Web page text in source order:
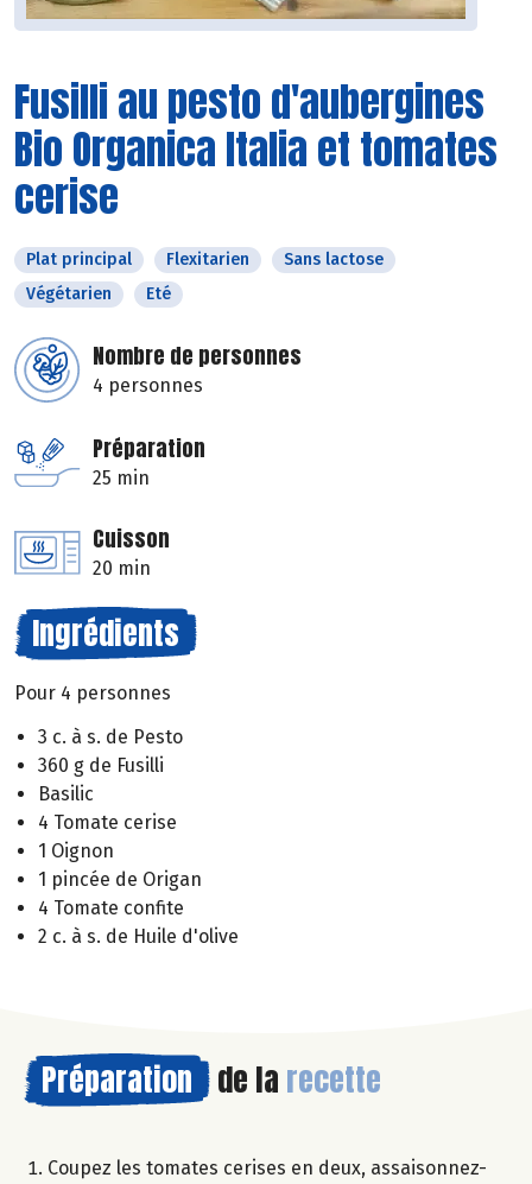
Fusilli au pesto d'aubergines
Bio Organica Italia et tomates
cerise
Plat principal Flexitarien
Sans lactose
Végétarien
Eté
Nombre de personnes
4 personnes
Préparation
25 min
Cuisson
20 min
Ingrédients
Pour 4 personnes
3 c. à s. de Pesto
360 g de Fusilli
Basilic
4 Tomate cerise
1 Oignon
1 pincée de Origan
4 Tomate confite
2 c. à s. de Huile d'olive
Préparation de la recette
Coupez les tomates cerises en deux, assaisonnez-